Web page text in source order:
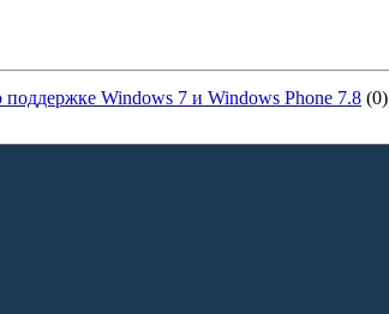
поддержке Windows 7 и Windows Phone 7.8 (0)